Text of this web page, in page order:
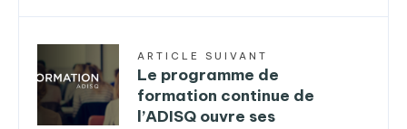
ARTICLE SUIVANT
Le programme de
formation continue de
l’ADISQ ouvre ses